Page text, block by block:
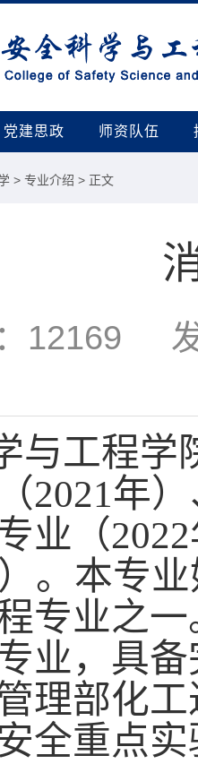
党建思政 师资队伍
> 专业介绍 > 正文
12169 发
与工程学
2021年
业（
）。本专
专业之
业，具
理部化
全重点实